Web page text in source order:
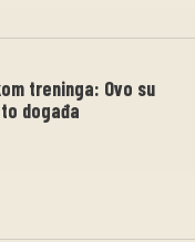
treninga: Ovo su
događa